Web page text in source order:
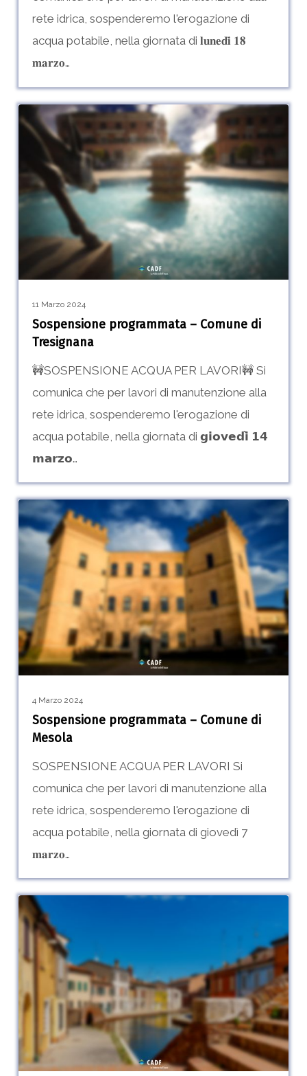
rete idrica, sospenderemo l'erogazione di
acqua potabile, nella giornata di 𝐥𝐮𝐧𝐞𝐝𝐢̀ 𝟏𝟖
𝐦𝐚𝐫𝐳𝐨…
Sospensione
programmata
Comune
di
Tresignana
11 Marzo 2024
Sospensione programmata – Comune di
Tresignana
🚧SOSPENSIONE ACQUA PER LAVORI🚧 Si
comunica che per lavori di manutenzione alla
rete idrica, sospenderemo l'erogazione di
acqua potabile, nella giornata di 𝗴𝗶𝗼𝘃𝗲𝗱𝗶̀ 𝟭𝟰
𝗺𝗮𝗿𝘇𝗼…
Sospensione
programmata
–
Comune
Mesola
4 Marzo 2024
Sospensione programmata – Comune di
Mesola
SOSPENSIONE ACQUA PER LAVORI Si
comunica che per lavori di manutenzione alla
rete idrica, sospenderemo l'erogazione di
acqua potabile, nella giornata di giovedì 7
𝐦𝐚𝐫𝐳𝐨…
0
Possibili
cali
pressione
o
brevi
sospensioni
–
0